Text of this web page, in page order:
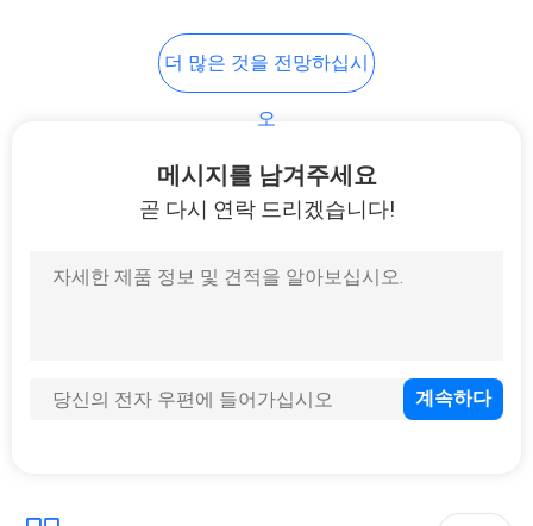
더 많은 것을 전망하십시
오
메시지를 남겨주세요
곧 다시 연락 드리겠습니다!